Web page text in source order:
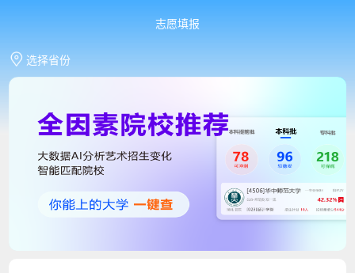
志愿填报
选择省份